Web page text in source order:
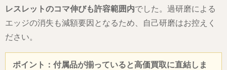
レスレットのコマ伸びも許容範囲内でした。過研磨による
エッジの消失も減額要因となるため、自己研磨はお控えく
ださい。
ポイント：付属品が揃っていると高価買取に直結しま